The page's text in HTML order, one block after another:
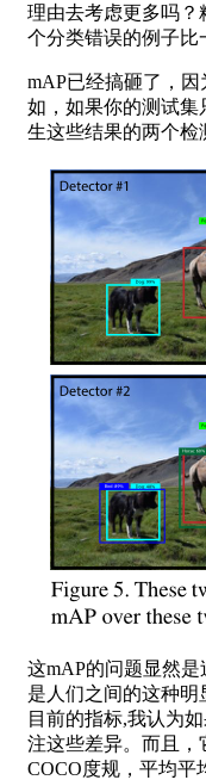
理由去考虑更多吗？
个分类错误的例子比
mAP已经搞砸了，
如，如果你的测试集
生这些结果的两个检
这mAP的问题显然是
是人们之间的这种明
目前的指标,我认为
注这些差异。而且，
COCO度规，平均平